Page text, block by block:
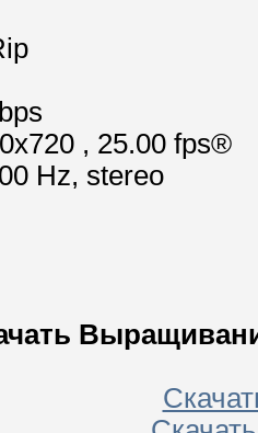
, 25.00 fps®
Hz, stereo